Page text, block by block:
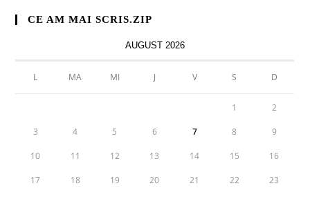
CE AM MAI SCRIS.ZIP
AUGUST 2026
L MA MI J V S D
1 2
3 4 5 6 7 8 9
10 11 12 13 14 15 16
17 18 19 20 21 22 23